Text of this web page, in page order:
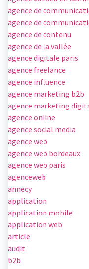
agence de
agence de
agence de contenu
agence de la vallée
agence digitale paris
agence freelance
agence influence
agence marketing b2b
agence marketing
agence online
agence social media
agence web
agence web bordeaux
agence web paris
agenceweb
annecy
application
application mobile
application web
article
audit
b2b